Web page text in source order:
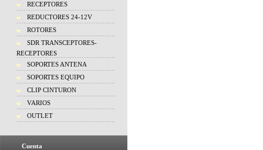
RECEPTORES
REDUCTORES 24-12V
ROTORES
SDR TRANSCEPTORES-
RECEPTORES
SOPORTES ANTENA
SOPORTES EQUIPO
CLIP CINTURON
VARIOS
OUTLET
Cuenta